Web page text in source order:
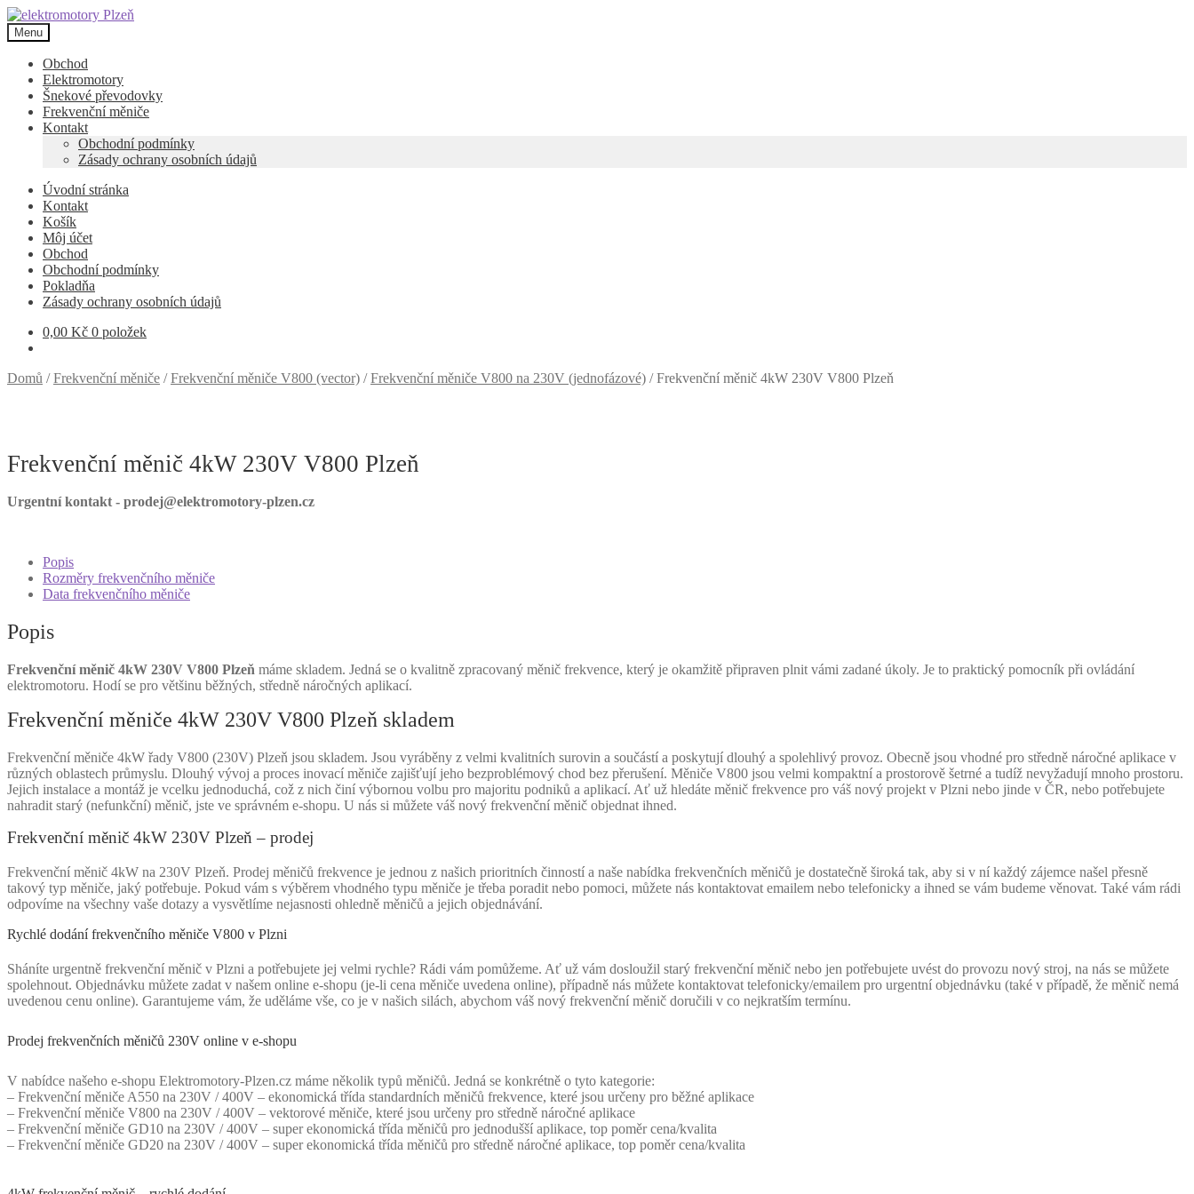
Přeskočit
na
navigaci
Přejít
k
obsahu
webu
Menu
Obchod
Elektromotory
Šnekové převodovky
Frekvenční měniče
Kontakt
Obchodní podmínky
Zásady ochrany osobních údajů
Úvodní stránka
Kontakt
Košík
Môj účet
Obchod
Obchodní podmínky
Pokladňa
Zásady ochrany osobních údajů
0,00 Kč 0 položek
Domů /Frekvenční měniče /Frekvenční měniče V800 (vector) /Frekvenční měniče V800 na 230V (jednofázové) /Frekvenční měnič 4kW 230V V800 Plzeň
Frekvenční měnič 4kW 230V V800 Plzeň
Urgentní kontakt - prodej@elektromotory-plzen.cz
Popis
Rozměry frekvenčního měniče
Data frekvenčního měniče
Popis
Frekvenční měnič 4kW 230V V800 Plzeň máme skladem. Jedná se o kvalitně zpracovaný měnič frekvence, který je okamžitě připraven plnit vámi zadané úkoly. Je to praktický pomocník při ovládání
elektromotoru. Hodí se pro většinu běžných, středně náročných aplikací.
Frekvenční měniče 4kW 230V V800 Plzeň skladem
Frekvenční měniče 4kW řady V800 (230V) Plzeň jsou skladem. Jsou vyráběny z velmi kvalitních surovin a součástí a poskytují dlouhý a spolehlivý provoz. Obecně jsou vhodné pro středně náročné aplikace v
různých oblastech průmyslu. Dlouhý vývoj a proces inovací měniče zajišťují jeho bezproblémový chod bez přerušení. Měniče V800 jsou velmi kompaktní a prostorově šetrné a tudíž nevyžadují mnoho prostoru.
Jejich instalace a montáž je vcelku jednoduchá, což z nich činí výbornou volbu pro majoritu podniků a aplikací. Ať už hledáte měnič frekvence pro váš nový projekt v Plzni nebo jinde v ČR, nebo potřebujete
nahradit starý (nefunkční) měnič, jste ve správném e-shopu. U nás si můžete váš nový frekvenční měnič objednat ihned.
Frekvenční měnič 4kW 230V Plzeň – prodej
Frekvenční měnič 4kW na 230V Plzeň. Prodej měničů frekvence je jednou z našich prioritních činností a naše nabídka frekvenčních měničů je dostatečně široká tak, aby si v ní každý zájemce našel přesně
takový typ měniče, jaký potřebuje. Pokud vám s výběrem vhodného typu měniče je třeba poradit nebo pomoci, můžete nás kontaktovat emailem nebo telefonicky a ihned se vám budeme věnovat. Také vám rádi
odpovíme na všechny vaše dotazy a vysvětlíme nejasnosti ohledně měničů a jejich objednávání.
Rychlé dodání frekvenčního měniče V800 v Plzni
Sháníte urgentně frekvenční měnič v Plzni a potřebujete jej velmi rychle? Rádi vám pomůžeme. Ať už vám dosloužil starý frekvenční měnič nebo jen potřebujete uvést do provozu nový stroj, na nás se můžete
spolehnout. Objednávku můžete zadat v našem online e-shopu (je-li cena měniče uvedena online), případně nás můžete kontaktovat telefonicky/emailem pro urgentní objednávku (také v případě, že měnič nemá
uvedenou cenu online). Garantujeme vám, že uděláme vše, co je v našich silách, abychom váš nový frekvenční měnič doručili v co nejkratším termínu.
Prodej frekvenčních měničů 230V online v e-shopu
V nabídce našeho e-shopu Elektromotory-Plzen.cz máme několik typů měničů. Jedná se konkrétně o tyto kategorie:
– Frekvenční měniče A550 na 230V / 400V – ekonomická třída standardních měničů frekvence, které jsou určeny pro běžné aplikace
– Frekvenční měniče V800 na 230V / 400V – vektorové měniče, které jsou určeny pro středně náročné aplikace
– Frekvenční měniče GD10 na 230V / 400V – super ekonomická třída měničů pro jednodušší aplikace, top poměr cena/kvalita
– Frekvenční měniče GD20 na 230V / 400V – super ekonomická třída měničů pro středně náročné aplikace, top poměr cena/kvalita